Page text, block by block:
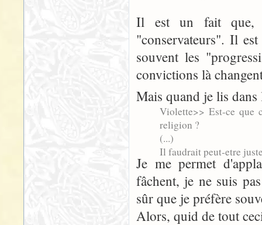
Il est un fait que,
"conservateurs". Il
souvent les
convictions là
Mais quand je lis
Violette>> Est-ce que
religion ?
(...)
Il faudrait peut-etre
Je me permet
fâchent, je ne suis
sûr que je préfère
Alors, quid de tout